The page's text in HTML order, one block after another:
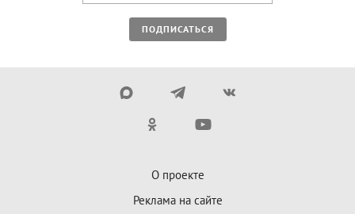
ПОДПИСАТЬСЯ
О проекте
Реклама на сайте